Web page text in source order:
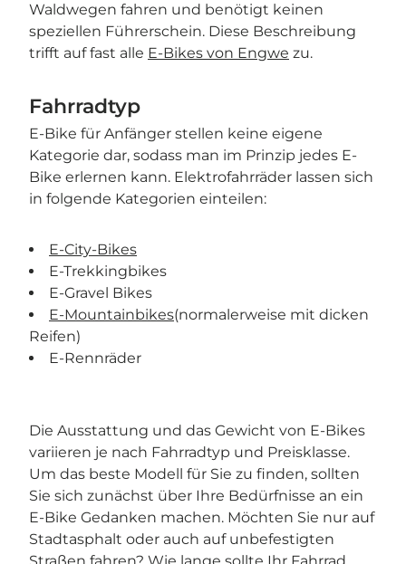
Waldwegen fahren und benötigt keinen
speziellen Führerschein. Diese Beschreibung
trifft auf fast alle E-Bikes von Engwe zu.
Fahrradtyp
E-Bike für Anfänger stellen keine eigene
Kategorie dar, sodass man im Prinzip jedes E-
Bike erlernen kann. Elektrofahrräder lassen sich
in folgende Kategorien einteilen:
E-City-Bikes
E-Trekkingbikes
E-Gravel Bikes
E-Mountainbikes(normalerweise mit dicken
Reifen)
E-Rennräder
Die Ausstattung und das Gewicht von E-Bikes
variieren je nach Fahrradtyp und Preisklasse.
Um das beste Modell für Sie zu finden, sollten
Sie sich zunächst über Ihre Bedürfnisse an ein
E-Bike Gedanken machen. Möchten Sie nur auf
Stadtasphalt oder auch auf unbefestigten
Straßen fahren? Wie lange sollte Ihr Fahrrad